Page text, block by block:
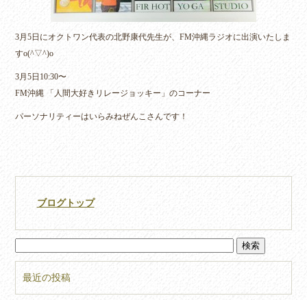
3月5日にオクトワン代表の北野康代先生が、FM沖縄ラジオに出演いたしま
すo(^▽^)o
3月5日10:30〜
FM沖縄 「人間大好きリレージョッキー」のコーナー
パーソナリティーはいらみねぜんこさんです！
ブログトップ
最近の投稿